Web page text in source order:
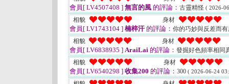
會員[ LV4507408 ] 無言的風 的評論： 古靈精怪 ( 2026-
相貌 身材
會員[ LV1743104 ] 楠梓汗 的評論： 你的巧妙與反差而
相貌
身材
會員[ LV6838935 ] AraiLai 的評論： 發掘好色頻率相同
相貌
身材
會員[ LV6540298 ] 收集200 的評論： 300 ( 2026-06-24